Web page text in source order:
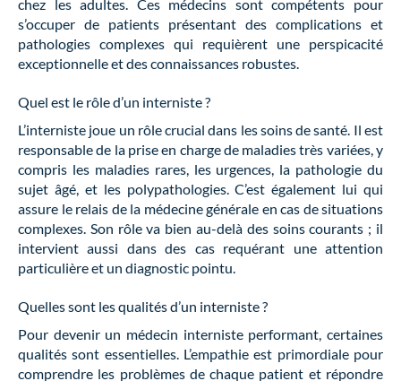
chez les adultes. Ces médecins sont compétents pour
s’occuper de patients présentant des complications et
pathologies complexes qui requièrent une perspicacité
exceptionnelle et des connaissances robustes.
Quel est le rôle d’un interniste ?
L’interniste joue un rôle crucial dans les soins de santé. Il est
responsable de la prise en charge de maladies très variées, y
compris les maladies rares, les urgences, la pathologie du
sujet âgé, et les polypathologies. C’est également lui qui
assure le relais de la médecine générale en cas de situations
complexes. Son rôle va bien au-delà des soins courants ; il
intervient aussi dans des cas requérant une attention
particulière et un diagnostic pointu.
Quelles sont les qualités d’un interniste ?
Pour devenir un médecin interniste performant, certaines
qualités sont essentielles. L’empathie est primordiale pour
comprendre les problèmes de chaque patient et répondre